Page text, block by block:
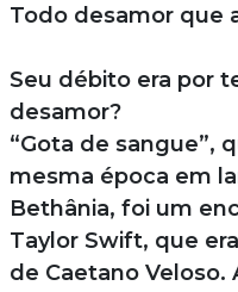
Todo desamor que
Seu débito era por
desamor?
“Gota de sangue”,
mesma época em
Bethânia, foi um
Taylor Swift, que
de Caetano Veloso.